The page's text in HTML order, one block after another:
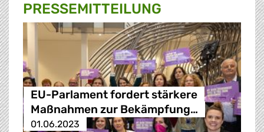
PRESSE­MITTEILUNG
EU-Parlament fordert stärkere
Maßnahmen zur Bekämpfung…
01.06.2023